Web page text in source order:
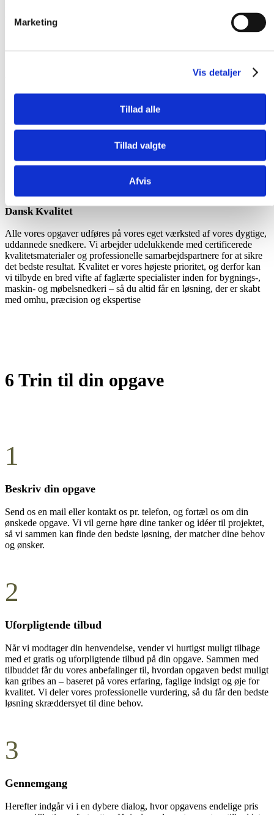
Marketing
Vis detaljer
Tillad alle
Tillad valgte
Afvis
din stil og funktionalitet – vi omsætter dine idéer til unikt håndværk
Snedkeriet Helst er vi specialister i at omsætte drømme til
virkelighed. Vi skaber skræddersyede løsninger inden for
på kvalitet, æstetik og dine unikke ønsker
Dansk Kvalitet
Alle vores opgaver udføres på vores eget værksted af vores dygtige,
uddannede snedkere. Vi arbejder udelukkende med certificerede
kvalitetsmaterialer og professionelle samarbejdspartnere for at sikre
det bedste resultat. Kvalitet er vores højeste prioritet, og derfor kan
vi tilbyde en bred vifte af faglærte specialister inden for bygnings-,
maskin- og møbelsnedkeri – så du altid får en løsning, der er skabt
med omhu, præcision og ekspertise
6 Trin til din opgave
1
Beskriv din opgave
Send os en mail eller kontakt os pr. telefon, og fortæl os om din
ønskede opgave. Vi vil gerne høre dine tanker og idéer til projektet,
så vi sammen kan finde den bedste løsning, der matcher dine behov
og ønsker.
2
Uforpligtende tilbud
Når vi modtager din henvendelse, vender vi hurtigst muligt tilbage
med et gratis og uforpligtende tilbud på din opgave. Sammen med
tilbuddet får du vores anbefalinger til, hvordan opgaven bedst muligt
kan gribes an – baseret på vores erfaring, faglige indsigt og øje for
kvalitet. Vi deler vores professionelle vurdering, så du får den bedste
løsning skræddersyet til dine behov.
3
Gennemgang
Herefter indgår vi i en dybere dialog, hvor opgavens endelige pris